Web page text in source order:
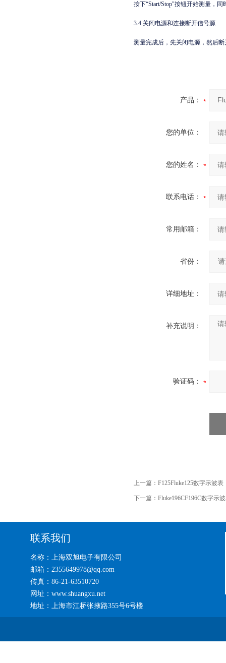
按下“Start/Stop"按钮开始测量，
3.4 关闭电源和连接断开信号源
测量完成后，先关闭电源，然后
产品：
您的单位：
您的姓名：
联系电话：
常用邮箱：
省份：
详细地址：
补充说明：
验证码：
上一篇： F125Fluke125数字示波表
下一篇： Fluke196CF196C数字示
联系我们
名称：上海双旭电子有限公司
邮箱：2355649978@qq.com
传真：86-21-63510720
网址：www.shuangxu.net
地址：上海市江桥张掖路355号6号楼